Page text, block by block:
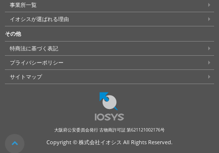
事業所一覧
イオシスが選ばれる理由
その他
特商法に基づく表記
プライバシーポリシー
サイトマップ
大阪府公安委員会発行 古物商許可証 第621121002176号
Copyright © 株式会社イオシス All Rights Reserved.